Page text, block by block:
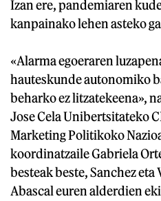
Izan ere, pandemiaren
kanpainako lehen asteko
«Alarma egoeraren
hauteskunde autonomiko
beharko ez litzatekeena»,
Jose Cela Unibertsitateko
Marketing Politikoko
koordinatzaile Gabriela
besteak beste, Sanchez
Abascal euren alderdien